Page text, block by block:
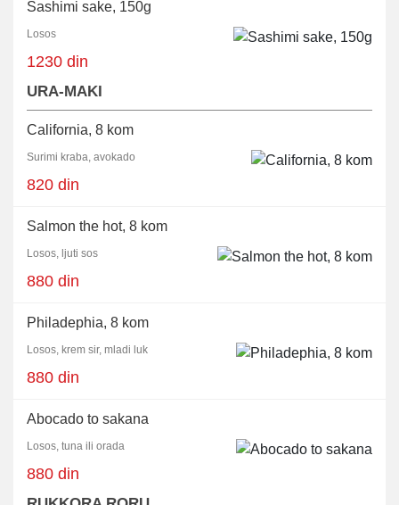
Sashimi sake, 150g
Losos
1230 din
URA-MAKI
California, 8 kom
Surimi kraba, avokado
820 din
Salmon the hot, 8 kom
Losos, ljuti sos
880 din
Philadephia, 8 kom
Losos, krem sir, mladi luk
880 din
Abocado to sakana
Losos, tuna ili orada
880 din